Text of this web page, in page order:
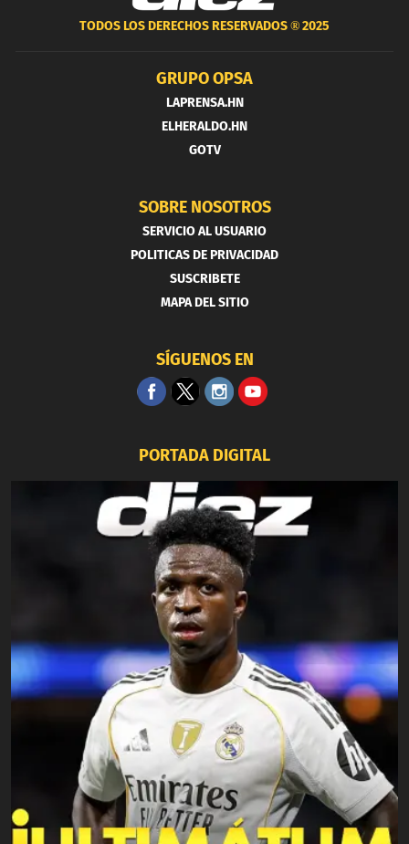
TODOS LOS DERECHOS RESERVADOS ®2025
GRUPO OPSA
LAPRENSA.HN
ELHERALDO.HN
GOTV
SOBRE NOSOTROS
SERVICIO AL USUARIO
POLITICAS DE PRIVACIDAD
SUSCRIBETE
MAPA DEL SITIO
SÍGUENOS EN
PORTADA DIGITAL